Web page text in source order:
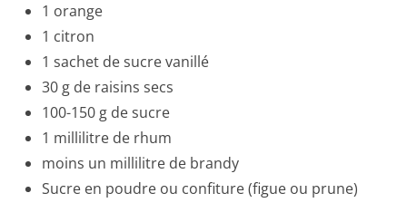
1 orange
1 citron
1 sachet de sucre vanillé
30 g de raisins secs
100-150 g de sucre
1 millilitre de rhum
moins un millilitre de brandy
Sucre en poudre ou confiture (figue ou prune)